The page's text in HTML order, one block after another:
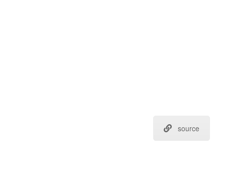
source